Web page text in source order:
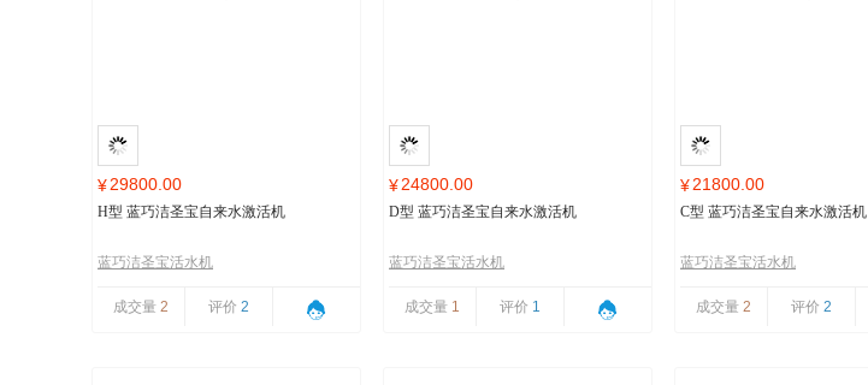
¥29800.00
H型 蓝巧洁圣宝自来水激活机
蓝巧洁圣宝活水机
成交量 2 评价 2
¥24800.00
D型 蓝巧洁圣宝自来水激活机
蓝巧洁圣宝活水机
成交量 1 评价 1
¥21800.00
C型 蓝巧洁圣宝自来水激活机
蓝巧洁圣宝活水机
成交量 2 评价 2